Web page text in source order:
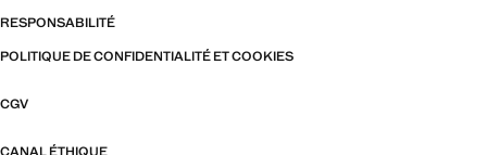
RESPONSABILITÉ
POLITIQUE DE CONFIDENTIALITÉ ET COOKIES
CGV